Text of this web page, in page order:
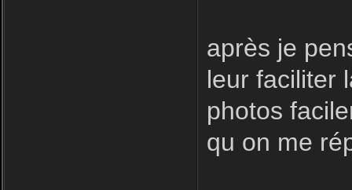
après je
leur faciliter
photos
qu on me